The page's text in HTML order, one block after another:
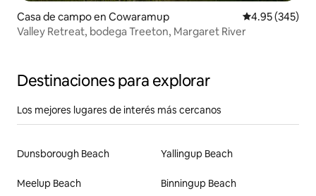
Casa de campo en Cowaramup Calificación
4.95 (345)
Valley Retreat, bodega Treeton, Margaret River
Destinaciones para explorar
Los mejores lugares de interés más cercanos
Dunsborough Beach Yallingup Beach
Meelup Beach Binningup Beach